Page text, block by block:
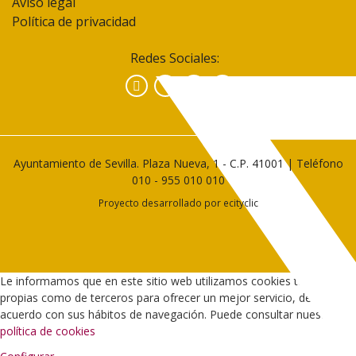
Política de privacidad
Redes Sociales:
Facebook
Ayuntamiento de Sevilla. Plaza Nueva, 1 - C.P. 41001 | Teléfono
010 - 955 010 010
Proyecto desarrollado por ecityclic
Le informamos que en este sitio web utilizamos cookies tanto
propias como de terceros para ofrecer un mejor servicio, de
acuerdo con sus hábitos de navegación. Puede consultar nuestra
política de cookies